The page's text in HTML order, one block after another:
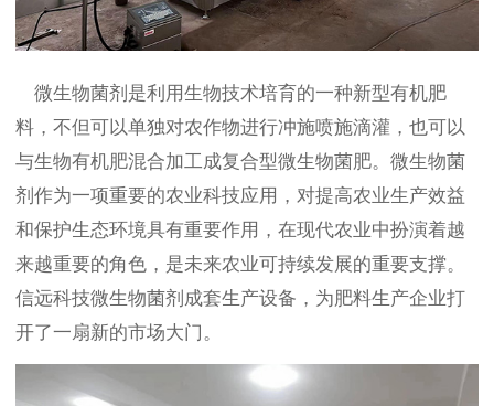
微生物菌剂是利用生物技术培育的一种新型有机肥
料，不但可以单独对农作物进行冲施喷施滴灌，也可以
与生物有机肥混合加工成复合型微生物菌肥。微生物菌
剂作为一项重要的农业科技应用，对提高农业生产效益
和保护生态环境具有重要作用，在现代农业中扮演着越
来越重要的角色，是未来农业可持续发展的重要支撑。
信远科技微生物菌剂成套生产设备，为肥料生产企业打
开了一扇新的市场大门。